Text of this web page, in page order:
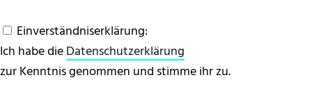
Einverständniserklärung:
Ich habe dieDatenschutzerklärung
zur Kenntnis genommen und stimme ihr zu.